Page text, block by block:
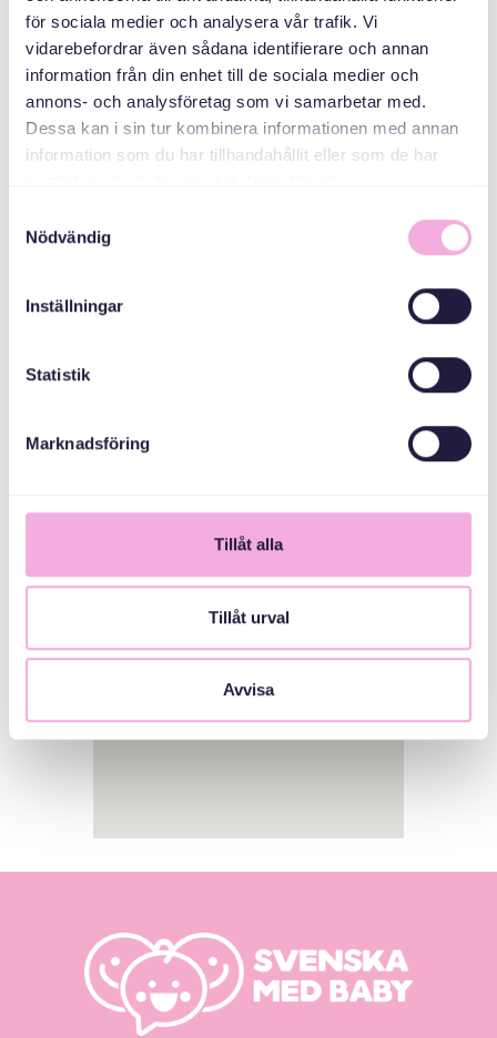
för sociala medier och analysera vår trafik. Vi
vidarebefordrar även sådana identifierare och annan
information från din enhet till de sociala medier och
annons- och analysföretag som vi samarbetar med.
Dessa kan i sin tur kombinera informationen med annan
information som du har tillhandahållit eller som de har
Nödvändig
Inställningar
Statistik
Marknadsföring
Tillåt alla
Tillåt urval
Avvisa
ABAABULAYAASHA
Sanduuqa
dhaxalka guud
1